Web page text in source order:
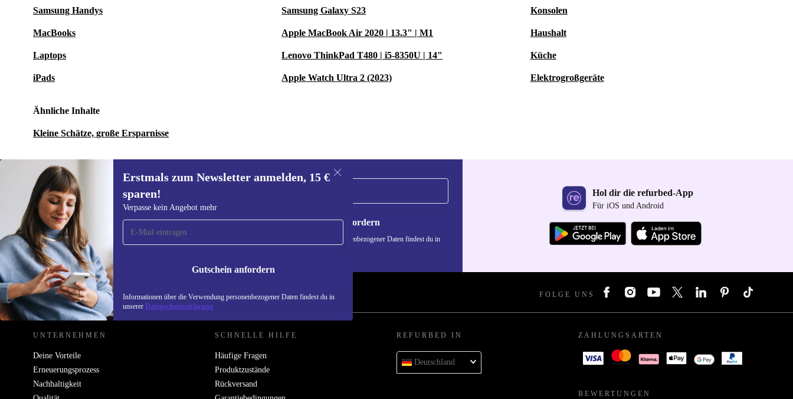
Samsung Handys
MacBooks
Laptops
iPads
Samsung Galaxy S23
Apple MacBook Air 2020 | 13.3" | M1
Lenovo ThinkPad T480 | i5-8350U | 14"
Apple Watch Ultra 2 (2023)
Konsolen
Haushalt
Küche
Elektrogroßgeräte
Ähnliche Inhalte
Kleine Schätze, große Ersparnisse
Erstmals zum Newsletter anmelden, 15 €
sparen!
Verpasse kein Angebot mehr
Gutschein anfordern
Informationen über die Verwendung personenbezogener Daten findest du in
unserer Datenschutzerklärung
Erstmals zum Newsletter
anmelden, 15 € sparen!
Verpasse kein Angebot mehr.
Gutschein anfordern
Informationen über die Verwendung personenbezogener Daten findest du in
Hol dir die refurbed-App
Für iOS und Android
REFURBED DEUTSCHLAND - RETHINK NEW. FOLGE UNS
UNTERNEHMEN
Deine Vorteile
Erneuerungsprozess
Nachhaltigkeit
SCHNELLE HILFE
Häufige Fragen
Produktzustände
Rückversand
REFURBED IN
Deutschland
ZAHLUNGSARTEN
BEWERTUNGEN